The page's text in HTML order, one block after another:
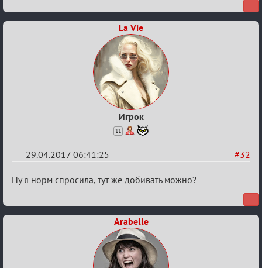
La Vie
Игрок
11
#32
29.04.2017 06:41:25
Re:
Вендетты
Ну я норм спросила, тут же добивать можно?
Arabelle